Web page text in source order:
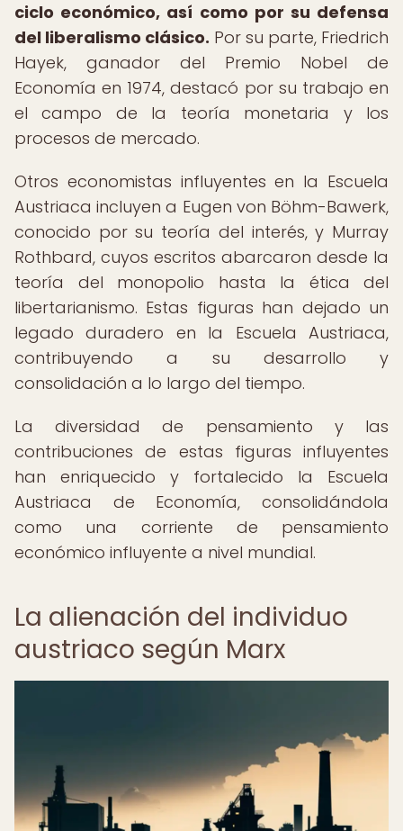
ciclo económico, así como por su defensa
del liberalismo clásico. Por su parte, Friedrich
Hayek, ganador del Premio Nobel de
Economía en 1974, destacó por su trabajo en
el campo de la teoría monetaria y los
procesos de mercado.
Otros economistas influyentes en la Escuela
Austriaca incluyen a Eugen von Böhm-Bawerk,
conocido por su teoría del interés, y Murray
Rothbard, cuyos escritos abarcaron desde la
teoría del monopolio hasta la ética del
libertarianismo. Estas figuras han dejado un
legado duradero en la Escuela Austriaca,
contribuyendo a su desarrollo y
consolidación a lo largo del tiempo.
La diversidad de pensamiento y las
contribuciones de estas figuras influyentes
han enriquecido y fortalecido la Escuela
Austriaca de Economía, consolidándola
como una corriente de pensamiento
económico influyente a nivel mundial.
La alienación del individuo
austriaco según Marx